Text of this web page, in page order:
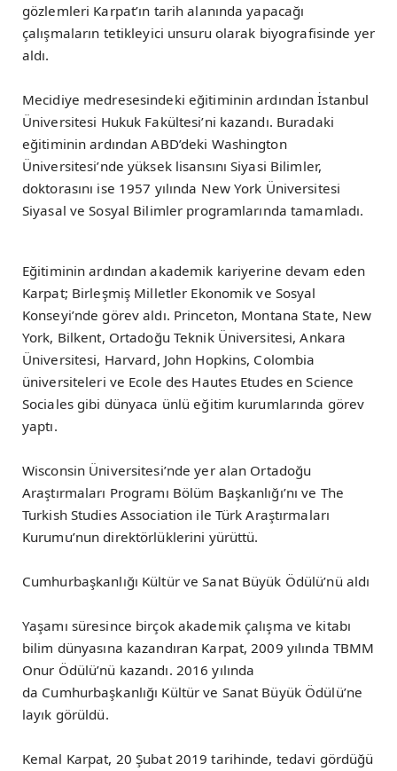
gözlemleri Karpat’ın tarih alanında yapacağı
çalışmaların tetikleyici unsuru olarak biyografisinde yer
aldı.
Mecidiye medresesindeki eğitiminin ardından İstanbul
Üniversitesi Hukuk Fakültesi’ni kazandı. Buradaki
eğitiminin ardından ABD’deki Washington
Üniversitesi’nde yüksek lisansını Siyasi Bilimler,
doktorasını ise 1957 yılında New York Üniversitesi
Siyasal ve Sosyal Bilimler programlarında tamamladı.
Eğitiminin ardından akademik kariyerine devam eden
Karpat; Birleşmiş Milletler Ekonomik ve Sosyal
Konseyi’nde görev aldı. Princeton, Montana State, New
York, Bilkent, Ortadoğu Teknik Üniversitesi, Ankara
Üniversitesi, Harvard, John Hopkins, Colombia
üniversiteleri ve Ecole des Hautes Etudes en Science
Sociales gibi dünyaca ünlü eğitim kurumlarında görev
yaptı.
Wisconsin Üniversitesi’nde yer alan Ortadoğu
Araştırmaları Programı Bölüm Başkanlığı’nı ve The
Turkish Studies Association ile Türk Araştırmaları
Kurumu’nun direktörlüklerini yürüttü.
Cumhurbaşkanlığı Kültür ve Sanat Büyük Ödülü’nü aldı
Yaşamı süresince birçok akademik çalışma ve kitabı
bilim dünyasına kazandıran Karpat, 2009 yılında TBMM
Onur Ödülü’nü kazandı. 2016 yılında
da Cumhurbaşkanlığı Kültür ve Sanat Büyük Ödülü’ne
layık görüldü.
Kemal Karpat, 20 Şubat 2019 tarihinde, tedavi gördüğü